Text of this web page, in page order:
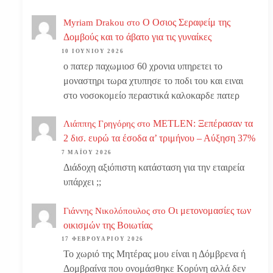
Myriam Drakou στο Ο Οσιος Σεραφείμ της
Δομβούς και το άβατο για τις γυναίκες
10 ΙΟΥΝΊΟΥ 2026
ο πατερ παχωμιοσ 60 χρονια υπηρετει το
μοναστηρι τωρα χτυπησε το ποδι του και ειναι
στο νοσοκομείο περαστικά καλοκαρδε πατερ
Λιάππης Γρηγόρης στο METLEN: Ξεπέρασαν τα
2 δισ. ευρώ τα έσοδα α’ τριμήνου – Αύξηση 37%
7 ΜΑΪ́ΟΥ 2026
Διάδοχη αξιόπιστη κατάσταση για την εταιρεία
υπάρχει ;;
Γιάννης Νικολόπουλος στο Οι μετονομασίες των
οικισμών της Βοιωτίας
17 ΦΕΒΡΟΥΑΡΊΟΥ 2026
Το χωριό της Μητέρας μου είναι η Δόμβρενα ή
Δομβραίνα που ονομάσθηκε Κορύνη αλλά δεν